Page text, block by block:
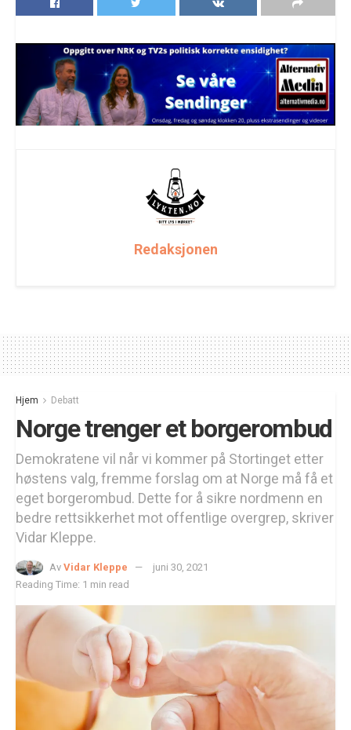
Redaksjonen
Hjem Debatt
Norge trenger et borgerombud
Demokratene vil når vi kommer på Stortinget etter
høstens valg, fremme forslag om at Norge må få et
eget borgerombud. Dette for å sikre nordmenn en
bedre rettsikkerhet mot offentlige overgrep, skriver
Vidar Kleppe.
Av Vidar Kleppe
juni 30, 2021
Reading Time: 1 min read